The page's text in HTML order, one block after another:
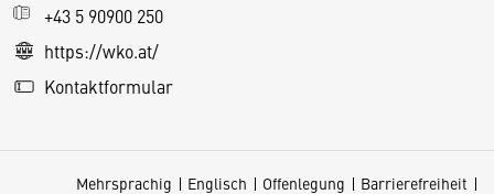
+43 5 90900 250
https://wko.at/
Kontaktformular
Mehrsprachig Englisch Offenlegung Barrierefreiheit
e
S
e